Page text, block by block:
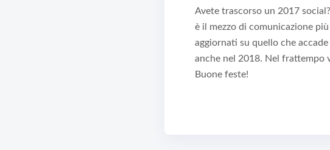
Avete trascorso un 2017
è il mezzo di comunicazione
aggiornati su quello che
anche nel 2018. Nel frattempo
Buone feste!